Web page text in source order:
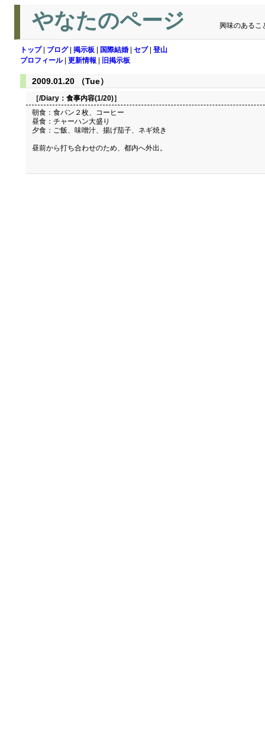
やなたのページ 興味のあるこ
トップ| ブログ| 掲示板 国際結婚 セブ| 登山
プロフィール| 更新情報 旧掲示板
2009.01.20 （Tue）
［/Diary： 食事内容(1/20)］
朝食：食パン２枚、コーヒー
昼食：チャーハン大盛り
夕食：ご飯、味噌汁、揚げ茄子、ネギ焼き
昼前から打ち合わせのため、都内へ外出。